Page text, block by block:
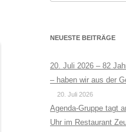
NEUESTE BEITRÄGE
20. Juli 2026 – 82
– haben wir aus der
20. Juli 2026
Agenda-Gruppe tagt
Uhr im Restaurant